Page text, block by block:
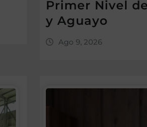
Primer Nivel
y Aguayo
Ago 9, 2026